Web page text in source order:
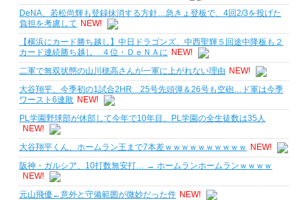
DeNA、若松尚輝も登録抹消する方針…急きょ登板で、4回2/3を投げた
負担を考慮して NEW!
【横浜にカード勝ち越し】中日ドラゴンズ、中西聖輝５回途中降板も２
カード連続勝ち越し ４位・ＤｅＮＡに NEW!
二軍で無双状態の山川穂高さんが一軍に上がれない理由 NEW!
大谷翔平、今季初の1試合2HR 25号先頭弾＆26号も空砲…ド軍は今季
ワースト6連敗 NEW!
PL学園野球部が休部して今年で10年目、PL学園の全生徒数は35人
NEW!
大谷翔平くん、ホームラン王まで7本差ｗｗｗｗｗｗｗｗｗｗ
NEW!
阪神・ガルシア、10打数無安打… → ホームランホームランｗｗｗｗ
NEW!
元山飛優←意外と守備範囲が微妙だった件 NEW!